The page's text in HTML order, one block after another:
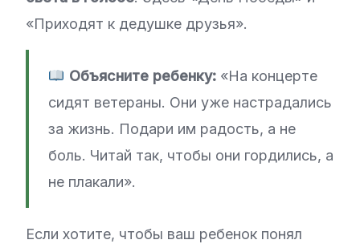
«Приходят к дедушке друзья».
Объясните ребенку:«На концерте
сидят ветераны. Они уже настрадались
за жизнь. Подари им радость, а не
боль. Читай так, чтобы они гордились, а
не плакали».
Если хотите, чтобы ваш ребенок понял